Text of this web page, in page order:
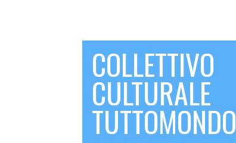
COLLETTIVO
CULTURALE
TUTTOMONDO